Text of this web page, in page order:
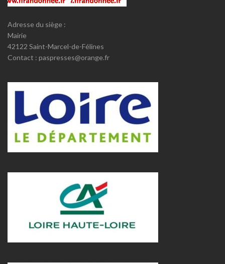
Adresse du siège :
Mairie
42122 Saint-Marcel-de-Félines
Contact : paspresses@orange.fr